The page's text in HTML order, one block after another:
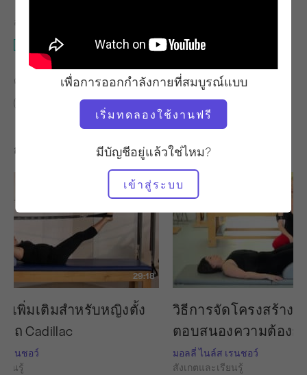
เพื่อการออกกำลังกายที่สมบูรณ์แบบ
เริ่มทดลองใช้งานฟรี
มีบัญชีอยู่แล้วใช่ไหม?
เข้าสู่ระบบ
อุปกรณ์ที่ต้องใช้
ค้นหาชั้นเรียนที่คล้ายคลึงกันสำหรับ
20 - 30 นาที เสื่อ
การออกกำลังกายอื่น ๆ ที่คุณอาจชอบ
29:18
เพิ่มเติมสำหรับหญิงตั้ง
ถ Cadillac
เรนชอว์
ยนรู้
วิธีการจัดโครงสร้าง
ตอบสนองความต้องก
มอลลี่ ไนล์ส เรนชอว์
สังเกตและเรียนรู้